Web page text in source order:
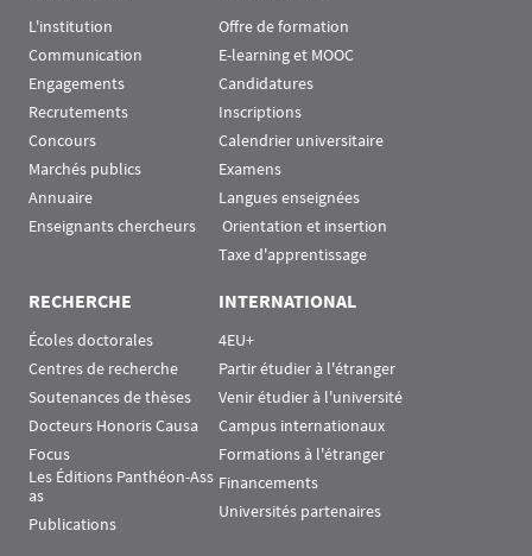
L'institution
Communication
Engagements
Recrutements
Concours
Marchés publics
Annuaire
Enseignants chercheurs
Offre de formation
E-learning et MOOC
Candidatures
Inscriptions
Calendrier universitaire
Examens
Langues enseignées
Orientation et insertion
Taxe d'apprentissage
RECHERCHE
Écoles doctorales
Centres de recherche
Soutenances de thèses
Docteurs Honoris Causa
Focus
Les Éditions Panthéon-Ass
as
Publications
INTERNATIONAL
4EU+
Partir étudier à l'étranger
Venir étudier à l'université
Campus internationaux
Formations à l'étranger
Financements
Universités partenaires